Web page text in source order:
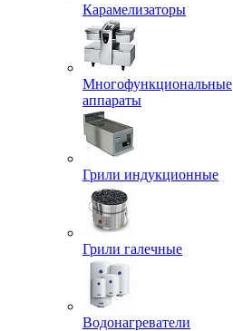
Карамелизаторы
Многофункциональные
аппараты
Грили индукционные
Грили галечные
Водонагреватели